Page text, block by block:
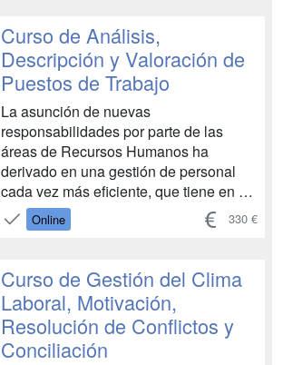
Curso de Análisis,
Descripción y Valoración de
Puestos de Trabajo
La asunción de nuevas
responsabilidades por parte de las
áreas de Recursos Humanos ha
derivado en una gestión de personal
cada vez más eficiente, que tiene en el
análisis, descripción y valoración de
puestos de trabajo un excelente aliado,
recursos disponibles en la empresa. El
conocimiento de estos...
Online 330 €
Curso de Gestión del Clima
Laboral, Motivación,
Resolución de Conflictos y
Conciliación